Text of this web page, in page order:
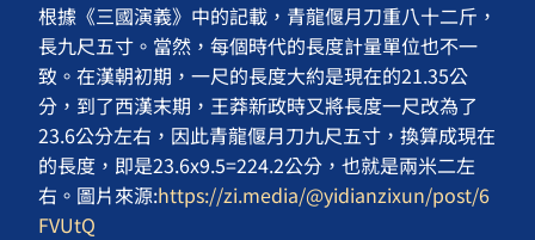
根據《三國演義》中的記載，青龍偃月刀重八十二斤，
長九尺五寸。當然，每個時代的長度計量單位也不一
致。在漢朝初期，一尺的長度大約是現在的21.35公
分，到了西漢末期，王莽新政時又將長度一尺改為了
23.6公分左右，因此青龍偃月刀九尺五寸，換算成現在
的長度，即是23.6x9.5=224.2公分，也就是兩米二左
右。圖片來源:https://zi.media/@yidianzixun/post/6
FVUtQ